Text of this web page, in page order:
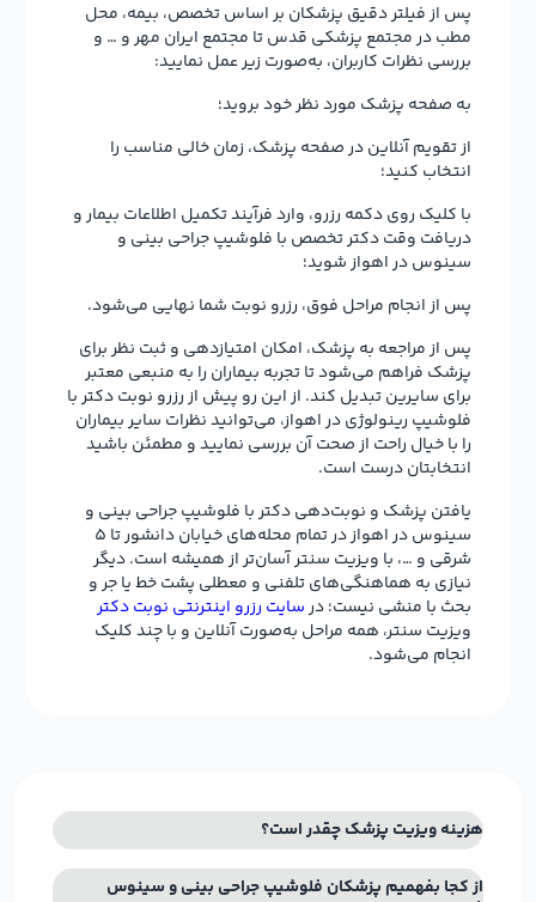
پس از فیلتر دقیق پزشکان بر اساس تخصص، بیمه، محل
مطب در مجتمع پزشکی قدس تا مجتمع ایران مهر و … و
بررسی نظرات کاربران، به‌صورت زیر عمل نمایید:
به صفحه پزشک مورد نظر خود بروید؛
از تقویم آنلاین در صفحه پزشک، زمان خالی مناسب را
انتخاب کنید؛
با کلیک روی دکمه رزرو، وارد فرآیند تکمیل اطلاعات بیمار و
دریافت وقت دکتر تخصص با فلوشیپ جراحی بینی و
سینوس در اهواز شوید؛
پس از انجام مراحل فوق، رزرو نوبت شما نهایی می‌شود.
پس از مراجعه به پزشک، امکان امتیازدهی و ثبت نظر برای
پزشک فراهم می‌شود تا تجربه بیماران را به منبعی معتبر
برای سایرین تبدیل کند. از این رو پیش از رزرو نوبت دکتر با
فلوشیپ رینولوژی در اهواز، می‌توانید نظرات سایر بیماران
را با خیال راحت از صحت آن بررسی نمایید و مطمئن باشید
انتخابتان درست است.
یافتن پزشک و نوبت‌دهی دکتر با فلوشیپ جراحی بینی و
سینوس در اهواز در تمام محله‌های خیابان دانشور تا 5
شرقی و …، با ویزیت سنتر آسان‌تر از همیشه است. دیگر
نیازی به هماهنگی‌های تلفنی و معطلی پشت خط یا جر و
بحث با منشی نیست؛ درسایت رزرو اینترنتی نوبت دکتر
ویزیت سنتر، همه مراحل به‌صورت آنلاین و با چند کلیک
انجام می‌شود.
هزینه ویزیت پزشک چقدر است؟
از کجا بفهمیم پزشکان فلوشیپ جراحی بینی و سینوس